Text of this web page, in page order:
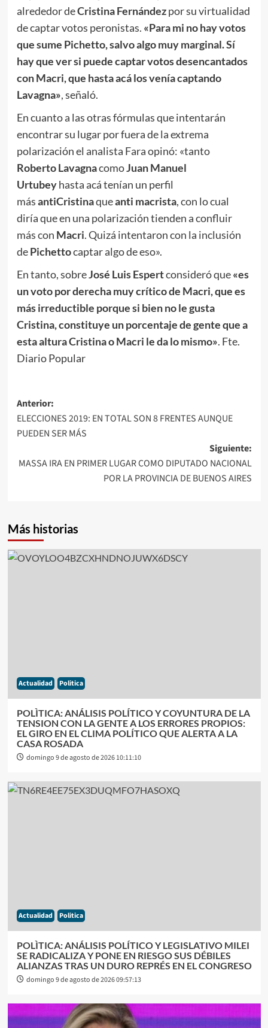
alrededor deCristina Fernándezpor su virtualidad
de captar votos peronistas. «Para mi no hay votos
que sume Pichetto, salvo algo muy marginal. Sí
hay que ver si puede captar votos desencantados
con Macri, que hasta acá los venía captando
Lavagna», señaló.
En cuanto a las otras fórmulas que intentarán
encontrar su lugar por fuera de la extrema
polarización el analista Fara opinó: «tanto
Roberto LavagnacomoJuan Manuel
Urtubeyhasta acá tenían un perfil
másantiCristinaqueanti macrista, con lo cual
diría que en una polarización tienden a confluir
más con Macri. Quizá intentaron con la inclusión
dePichettocaptar algo de eso».
En tanto, sobreJosé Luis Espertconsideró que«es
un voto por derecha muy crítico de Macri, que es
más irreductible porque si bien no le gusta
Cristina, constituye un porcentaje de gente que a
esta altura Cristina o Macri le da lo mismo». Fte.
Diario Popular
Navegación
de
Anterior:
ELECCIONES 2019: EN TOTAL SON 8 FRENTES AUNQUE
PUEDEN SER MÁS
Siguiente:
MASSA IRA EN PRIMER LUGAR COMO DIPUTADO NACIONAL
POR LA PROVINCIA DE BUENOS AIRES
Más historias
Actualidad Politica
POLÌTICA: ANÁLISIS POLÍTICO Y COYUNTURA DE LA
TENSION CON LA GENTE A LOS ERRORES PROPIOS:
EL GIRO EN EL CLIMA POLÍTICO QUE ALERTA A LA
CASA ROSADA
domingo 9 de agosto de 2026 10:11:10
Actualidad Politica
POLÌTICA: ANÁLISIS POLÍTICO Y LEGISLATIVO MILEI
SE RADICALIZA Y PONE EN RIESGO SUS DÉBILES
ALIANZAS TRAS UN DURO REPRÉS EN EL CONGRESO
domingo 9 de agosto de 2026 09:57:13